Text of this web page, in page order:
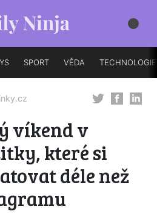
SPORT VĚDA TECHNOLOGIE
víkend v
které si
déle než